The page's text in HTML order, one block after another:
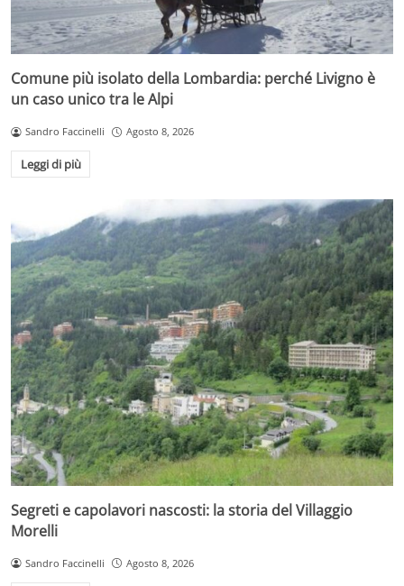
Comune più isolato della Lombardia: perché Livigno è
un caso unico tra le Alpi
Sandro Faccinelli Agosto 8, 2026
Leggi di più
Segreti e capolavori nascosti: la storia del Villaggio
Morelli
Sandro Faccinelli Agosto 8, 2026